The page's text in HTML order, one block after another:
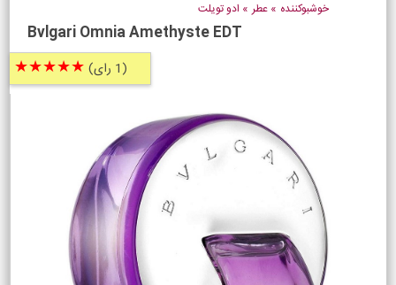
خوشبوکننده » عطر » ادو تویلت
Bvlgari Omnia Amethyste EDT
(1 رای) ★★★★★